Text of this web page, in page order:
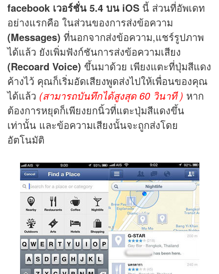
facebook เวอร์ชั่น 5.4 บน iOS นี้ ส่วนที่อัพเดท
อย่างแรกคือ ในส่วนของการส่งข้อความ
(Messages) ที่นอกจากส่งข้อความ,แชร์รูปภาพ
ได้แล้ว ยังเพิ่มฟังก์ชันการส่งข้อความเสียง
(Recoard Voice) ขึ้นมาด้วย เพียงแตะที่ปุ่มสีแดง
ค้างไว้ คุณก็เริ่มอัดเสียงพูดส่งไปให้เพื่อนของคุณ
ได้แล้ว (สามารถบันทึกได้สูงสุด 60 วินาที ) หาก
ต้องการหยุดก็เพียงยกนิ้วที่แตะปุ่มสีแดงขึ้น
เท่านั้น และข้อความเสียงนั้นจะถูกส่งโดย
อัตโนมัติ